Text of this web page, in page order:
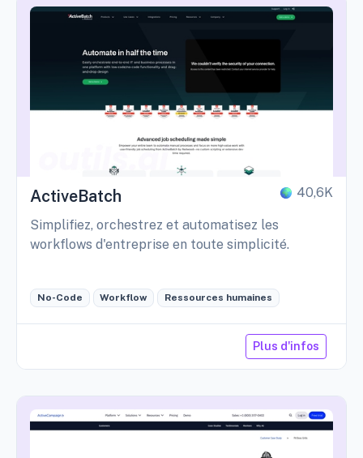
ActiveBatch 40,6K
Simplifiez, orchestrez et automatisez les
workflows d'entreprise en toute simplicité.
No-Code Workflow Ressources humaines
Plus d'infos